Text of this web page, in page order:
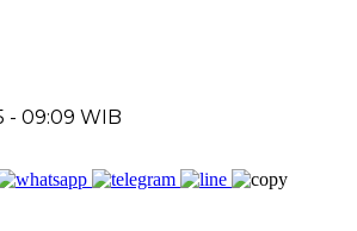
- 09:09 WIB